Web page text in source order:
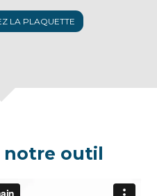
LA PLAQUETTE
notre outil